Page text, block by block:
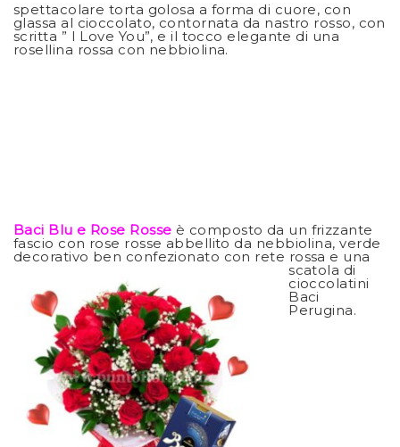
spettacolare torta golosa a forma di cuore, con
glassa al cioccolato, contornata da nastro rosso, con
scritta ” I Love You”, e il tocco elegante di una
rosellina rossa con nebbiolina.
Baci Blu e Rose Rosse è composto da un frizzante
fascio con rose rosse abbellito da nebbiolina, verde
decorativo ben confezionato con rete rossa e una
scatola di
cioccolatini
Baci
Perugina.